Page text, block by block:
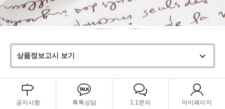
상품정보고시 보기
공지사항 톡톡상담 1:1문의 마이페이지